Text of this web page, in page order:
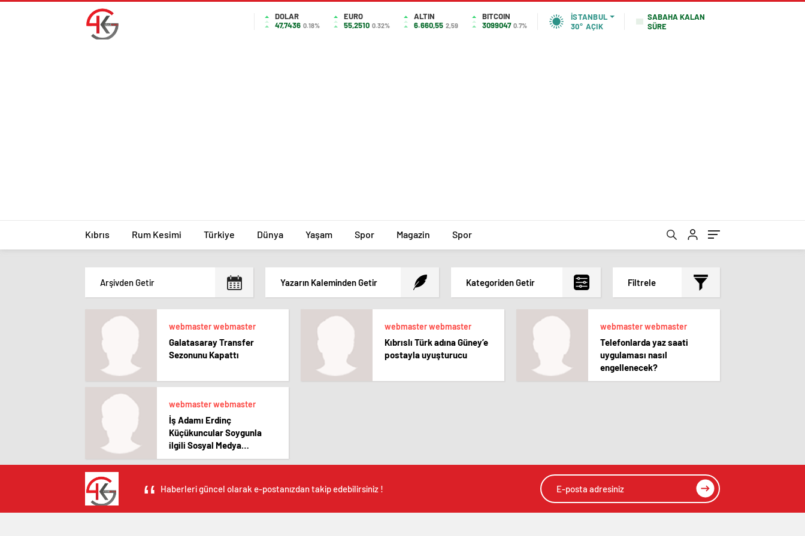
DOLAR
47,7436 0.18%
EURO
55,2510 0.32%
ALTIN
6.660,55 2,59
BITCOIN
3099047 0.7%
İSTANBUL
30° AÇIK
SABAHA KALAN
SÜRE
Kıbrıs Rum Kesimi Türkiye Dünya Yaşam Spor Magazin Spor
Yazarın Kaleminden Getir Kategoriden Getir Filtrele
En çok okunanlar
En az okunanlar
Yorum Sayısına Göre
En yeniler
En eskiler
webmaster webmaster
Galatasaray Transfer
Sezonunu Kapattı
webmaster webmaster
Kıbrıslı Türk adına Güney’e
postayla uyuşturucu
webmaster webmaster
Telefonlarda yaz saati
uygulaması nasıl
engellenecek?
webmaster webmaster
İş Adamı Erdinç
Küçükuncular Soygunla
ilgili Sosyal Medya
Hesabından Açıklama
Haberleri güncel olarak e-postanızdan takip edebilirsiniz !